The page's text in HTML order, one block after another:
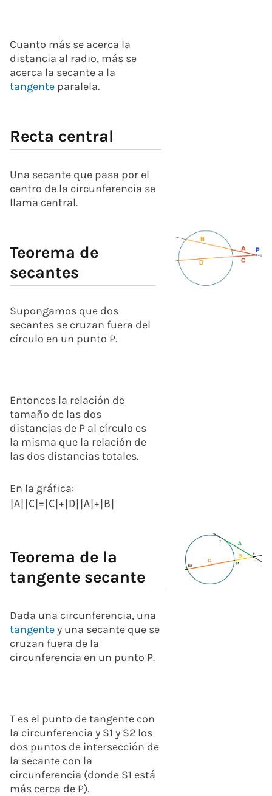
Cuanto más se acerca la
distancia al radio, más se
acerca la secante a la
tangente paralela.
Recta central
Una secante que pasa por el
centro de la circunferencia se
llama central.
Teorema de
secantes
Supongamos que dos
secantes se cruzan fuera del
círculo en un punto P.
Entonces la relación de
tamaño de las dos
distancias de P al círculo es
la misma que la relación de
las dos distancias totales.
En la gráfica:
A C = C + D A + B
Teorema de la
tangente secante
Dada una circunferencia, una
tangentey una secante que se
cruzan fuera de la
circunferencia en un punto P.
T es el punto de tangente con
la circunferencia y S1 y S2 los
dos puntos de intersección de
la secante con la
circunferencia (donde S1 está
más cerca de P).